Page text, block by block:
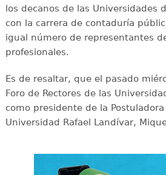
los decanos de las Universidades
con la carrera de contaduría
igual número de representantes
profesionales.
Es de resaltar, que el pasado
Foro de Rectores de las
como presidente de la
Universidad Rafael Landívar,